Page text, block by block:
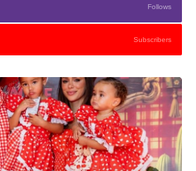
Follows
Subscribers